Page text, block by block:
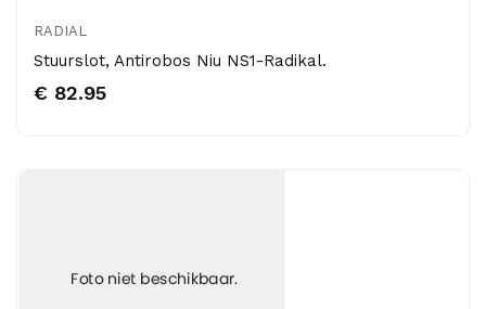
RADIAL
Stuurslot, Antirobos Niu NS1-Radikal.
€ 82.95